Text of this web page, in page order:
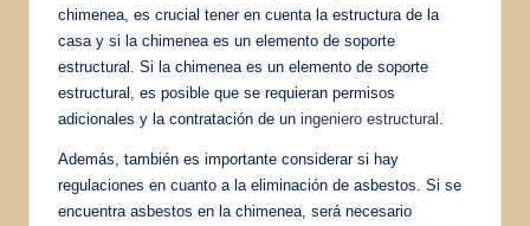
chimenea, es crucial tener en cuenta la estructura de la
casa y si la chimenea es un elemento de soporte
estructural. Si la chimenea es un elemento de soporte
estructural, es posible que se requieran permisos
adicionales y la contratación de un ingeniero estructural
Además, también es importante considerar si hay
regulaciones en cuanto a la eliminación de asbestos. Si se
encuentra asbestos en la chimenea, será necesario